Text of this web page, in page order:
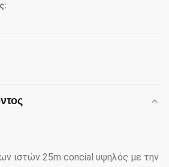
ιστών 25m concial υψηλός με την